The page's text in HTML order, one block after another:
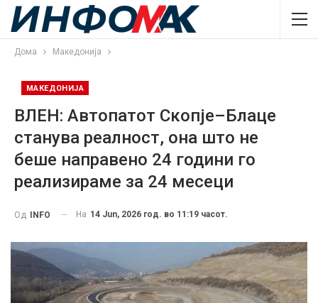
Дома Македонија
МАКЕДОНИЈА
ВЛЕН: Автопатот Скопје–Блаце
станува реалност, она што не
беше направено 24 години го
реализираме за 24 месеци
Од INFO На 14 Jun, 2026 год. во 11:19 часот.